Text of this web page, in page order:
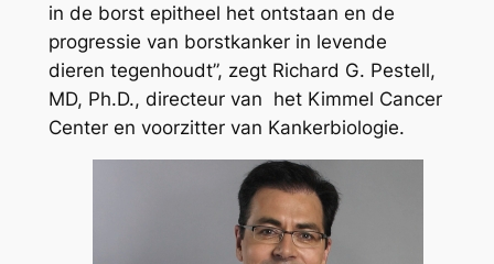
in de borst epitheel het ontstaan en de
progressie van borstkanker in levende
dieren tegenhoudt”, zegt Richard G. Pestell,
MD, Ph.D., directeur van het Kimmel Cancer
Center en voorzitter van Kankerbiologie.